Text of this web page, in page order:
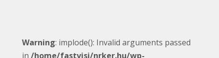
Warning: implode(): Invalid arguments passed
in /home/fastvisi/nrker.hu/wp-